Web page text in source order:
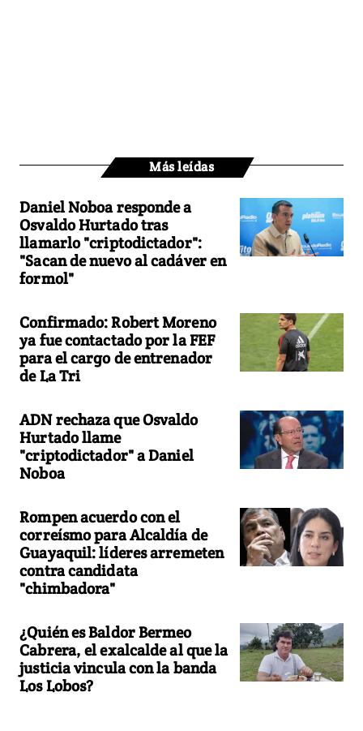
Más leídas
Daniel Noboa responde a
Osvaldo Hurtado tras
llamarlo "criptodictador":
"Sacan de nuevo al cadáver en
formol"
Confirmado: Robert Moreno
ya fue contactado por la FEF
para el cargo de entrenador
de La Tri
ADN rechaza que Osvaldo
Hurtado llame
"criptodictador" a Daniel
Noboa
Rompen acuerdo con el
correísmo para Alcaldía de
Guayaquil: líderes arremeten
contra candidata
"chimbadora"
¿Quién es Baldor Bermeo
Cabrera, el exalcalde al que la
justicia vincula con la banda
Los Lobos?